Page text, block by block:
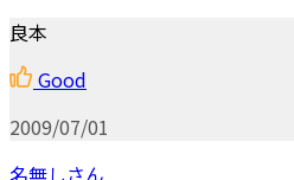
良本
Good
2009/07/01
名無しさん